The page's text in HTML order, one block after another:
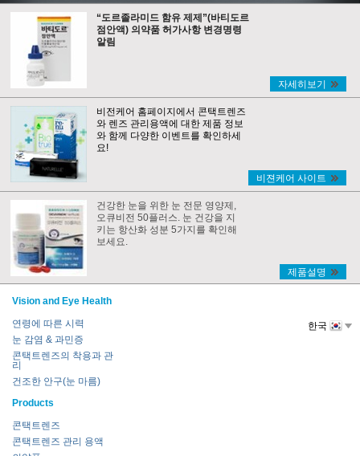
“도르졸라미드 함유 제제”(바티도르
점안액) 의약품 허가사항 변경명령
알림
자세히보기
비전케어 홈페이지에서 콘택트렌즈
와 렌즈 관리용액에 대한 제품 정보
와 함께 다양한 이벤트를 확인하세
요!
비젼케어 사이트
건강한 눈을 위한 눈 전문 영양제,
오큐비전 50플러스. 눈 건강을 지
키는 항산화 성분 5가지를 확인해
보세요.
제품설명
Vision and Eye Health
연령에 따른 시력
눈 감염 & 과민증
콘택트렌즈의 착용과 관
리
건조한 안구(눈 마름)
Products
콘택트렌즈
콘택트렌즈 관리 용액
한국